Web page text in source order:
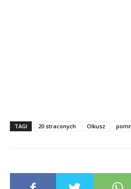
TAGI 20 straconych Olkusz